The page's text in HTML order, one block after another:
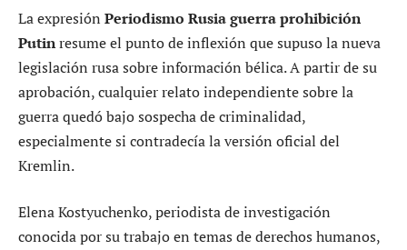
La expresión Periodismo Rusia guerra prohibición
Putinresume el punto de inflexión que supuso la nueva
legislación rusa sobre información bélica. A partir de su
aprobación, cualquier relato independiente sobre la
guerra quedó bajo sospecha de criminalidad,
especialmente si contradecía la versión oficial del
Kremlin.
Elena Kostyuchenko, periodista de investigación
conocida por su trabajo en temas de derechos humanos,